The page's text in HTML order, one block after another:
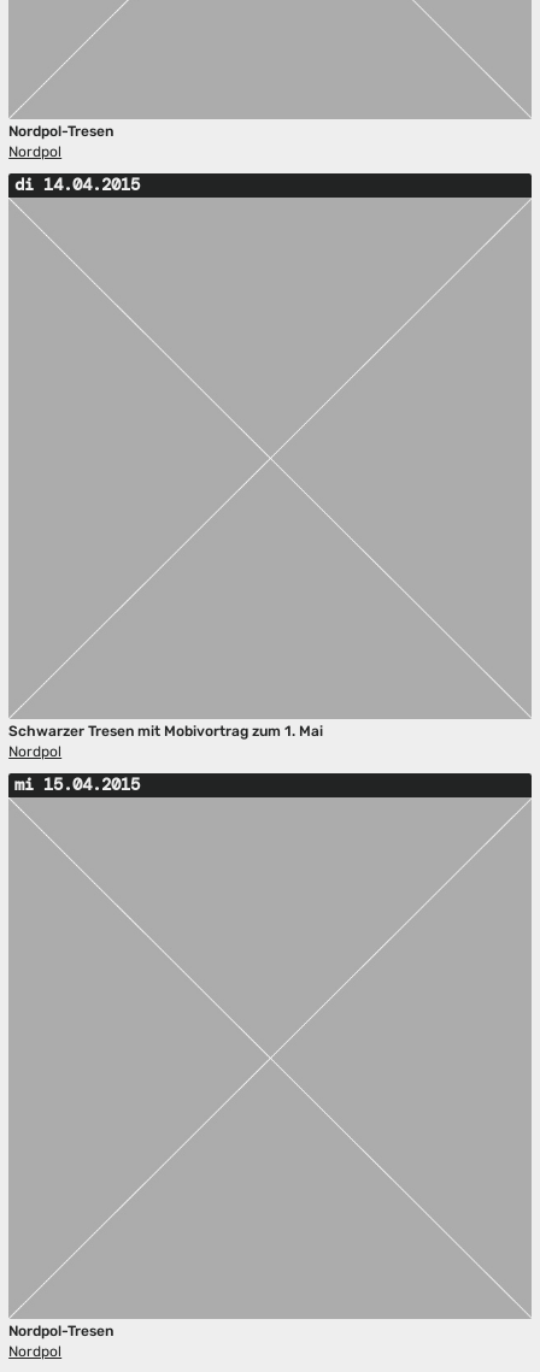
Nordpol-Tresen
Nordpol
di 14.04.2015
Schwarzer Tresen mit Mobivortrag zum 1. Mai
Nordpol
mi 15.04.2015
Nordpol-Tresen
Nordpol